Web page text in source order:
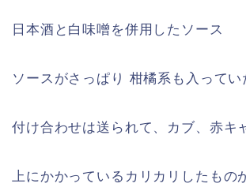
日本酒と白味噌を併用したソース
ソースがさっぱり 柑橘系も入ってい
付け合わせは送られて、カブ、赤キ
上にかかっているカリカリしたもの